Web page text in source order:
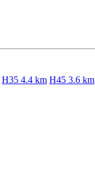
H35 4.4 km H45 3.6 km